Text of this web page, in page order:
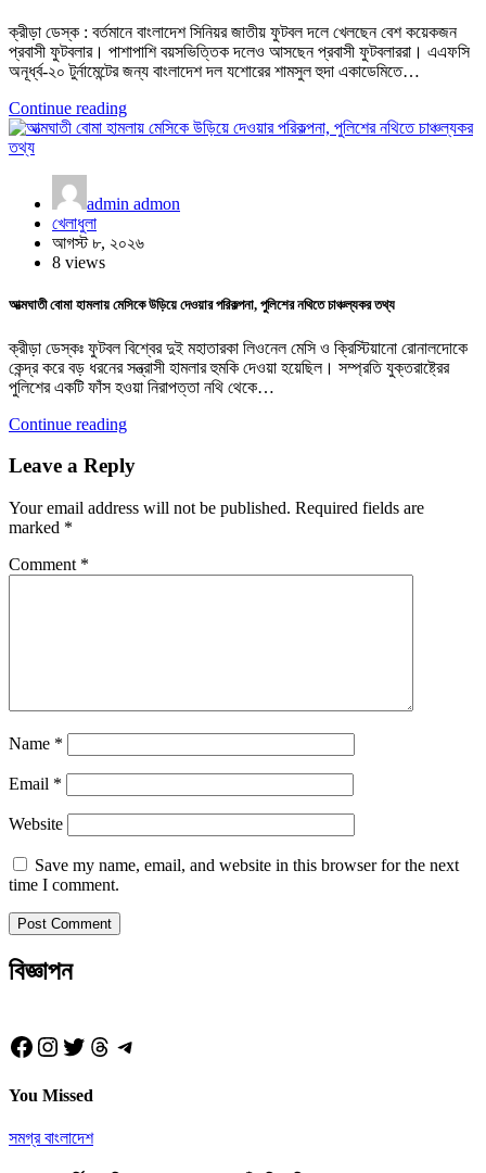
ক্রীড়া ডেস্ক : বর্তমানে বাংলাদেশ সিনিয়র জাতীয় ফুটবল দলে খেলছেন বেশ কয়েকজন
প্রবাসী ফুটবলার। পাশাপাশি বয়সভিত্তিক দলেও আসছেন প্রবাসী ফুটবলাররা। এএফসি
অনূর্ধ্ব-২০ টুর্নামেন্টের জন্য বাংলাদেশ দল যশোরের শামসুল হুদা একাডেমিতে…
Continue reading
admin admon
খেলাধুলা
আগস্ট ৮, ২০২৬
8 views
আত্মঘাতী বোমা হামলায় মেসিকে উড়িয়ে দেওয়ার পরিকল্পনা, পুলিশের নথিতে চাঞ্চল্যকর তথ্য
ক্রীড়া ডেস্কঃ ফুটবল বিশ্বের দুই মহাতারকা লিওনেল মেসি ও ক্রিস্টিয়ানো রোনালদোকে
কেন্দ্র করে বড় ধরনের সন্ত্রাসী হামলার হুমকি দেওয়া হয়েছিল। সম্প্রতি যুক্তরাষ্ট্রের
পুলিশের একটি ফাঁস হওয়া নিরাপত্তা নথি থেকে…
Continue reading
Leave a Reply
Your email address will not be published. Required fields are
marked *
Comment *
Name *
Email *
Website
Save my name, email, and website in this browser for the next
time I comment.
বিজ্ঞাপন
Facebook
Instagram
Twitter
Threads
Telegram
You Missed
সমগ্র বাংলাদেশ